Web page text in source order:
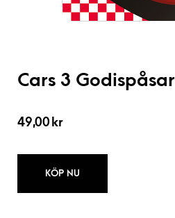
Cars 3 Godispåsar
49,00 kr
KÖP NU